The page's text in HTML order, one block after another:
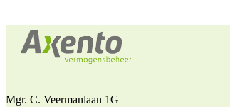
Mgr. C. Veermanlaan 1G